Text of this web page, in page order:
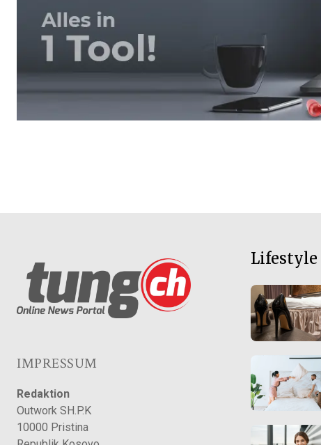
IMPRESSUM
Redaktion
Outwork SH.P.K
10000 Pristina
Lifestyle